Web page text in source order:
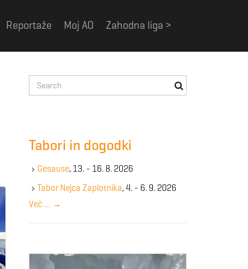
Reportaže Moj AO Zahodna liga >
e
e
y
w
r
Tabori in dogodki
Gesause, 13. - 16. 8. 2026
Tabor Nejca Zaplotnika, 4. - 6. 9. 2026
Več … →